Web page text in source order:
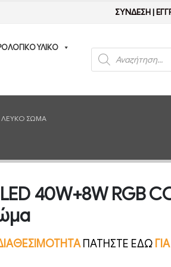
ΣΥΝΔΕΣΗ|
ΥΛΙΚΟ
Products
search
ΛΕΥΚΌ ΣΏΜΑ
40W+8W RGB
ΠΑΤΗΣΤΕ ΕΔΩ